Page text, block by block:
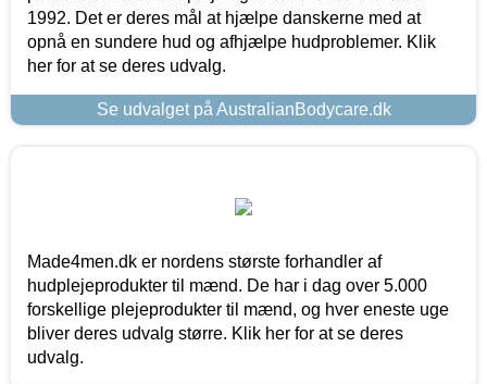
1992. Det er deres mål at hjælpe danskerne med at
opnå en sundere hud og afhjælpe hudproblemer. Klik
her for at se deres udvalg.
Se udvalget på AustralianBodycare.dk
Made4men.dk er nordens største forhandler af
hudplejeprodukter til mænd. De har i dag over 5.000
forskellige plejeprodukter til mænd, og hver eneste uge
bliver deres udvalg større. Klik her for at se deres
udvalg.